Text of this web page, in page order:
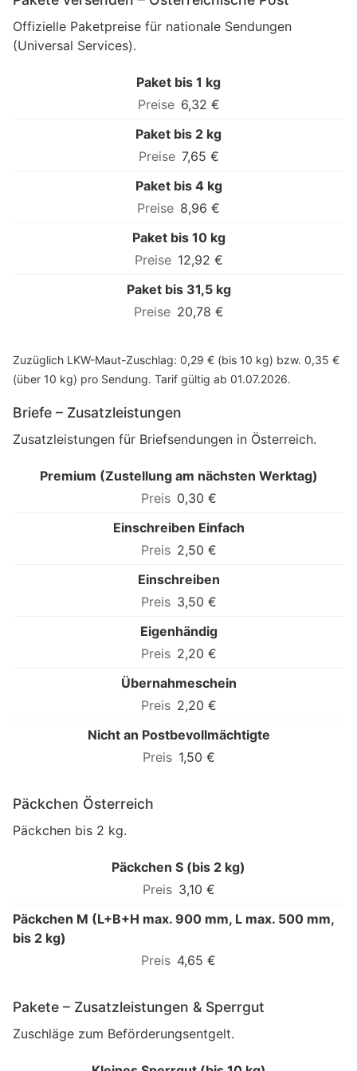
Offizielle Paketpreise für nationale Sendungen
(Universal Services).
Paket bis 1 kg
6,32 €
Paket bis 2 kg
7,65 €
Paket bis 4 kg
8,96 €
Paket bis 10 kg
12,92 €
Paket bis 31,5 kg
20,78 €
Zuzüglich LKW-Maut-Zuschlag: 0,29 € (bis 10 kg) bzw. 0,35 €
(über 10 kg) pro Sendung. Tarif gültig ab 01.07.2026.
Briefe – Zusatzleistungen
Zusatzleistungen für Briefsendungen in Österreich.
Premium (Zustellung am nächsten Werktag)
0,30 €
Einschreiben Einfach
2,50 €
Einschreiben
3,50 €
Eigenhändig
2,20 €
Übernahmeschein
2,20 €
Nicht an Postbevollmächtigte
1,50 €
Päckchen Österreich
Päckchen bis 2 kg.
Päckchen S (bis 2 kg)
3,10 €
Päckchen M (L+B+H max. 900 mm, L max. 500 mm,
bis 2 kg)
4,65 €
Pakete – Zusatzleistungen & Sperrgut
Zuschläge zum Beförderungsentgelt.